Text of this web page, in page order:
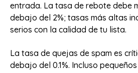
entrada. La tasa de rebote debe
debajo del 2%; tasas más altas
serios con la calidad de tu lista.
La tasa de quejas de spam es
debajo del 0.1%. Incluso